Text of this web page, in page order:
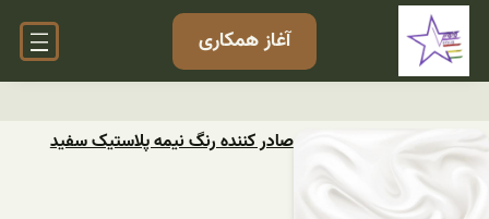
آغاز همکاری
صادر کننده رنگ نیمه پلاستیک سفید